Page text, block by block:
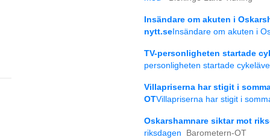
Insändare om akuten i
nytt.se Insändare om akuten i
TV-personligheten startade
personligheten startade
Villapriserna har stigit i
OTVillapriserna har stigit i
Oskarshamnare siktar mot
riksdagen
Barometern-OT